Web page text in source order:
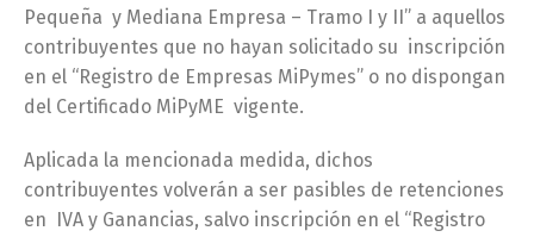
Pequeña y Mediana Empresa – Tramo I y II” a aquellos
contribuyentes que no hayan solicitado su inscripción
en el “Registro de Empresas MiPymes” o no dispongan
del Certificado MiPyME vigente.
Aplicada la mencionada medida, dichos
contribuyentes volverán a ser pasibles de retenciones
en IVA y Ganancias, salvo inscripción en el “Registro